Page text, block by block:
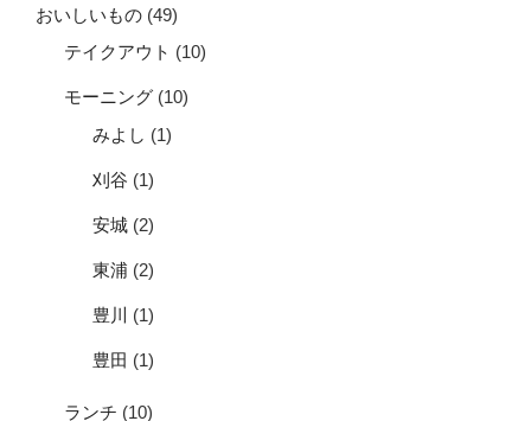
おいしいもの (49)
テイクアウト (10)
モーニング (10)
みよし (1)
刈谷 (1)
安城 (2)
東浦 (2)
豊川 (1)
豊田 (1)
ランチ (10)